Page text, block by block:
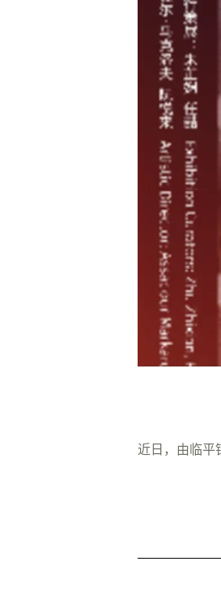
近日，由临平